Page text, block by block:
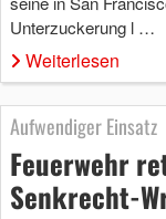
Unterzuckerung l …
Weiterlesen
Aufwendiger Einsatz
Feuerwehr
Senkrecht-